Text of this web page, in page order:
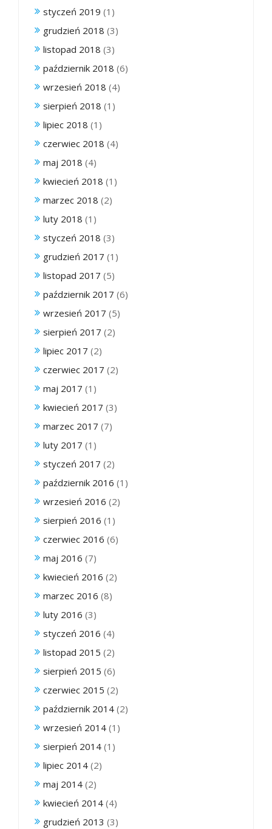
styczeń 2019 (1)
grudzień 2018 (3)
listopad 2018 (3)
październik 2018 (6)
wrzesień 2018 (4)
sierpień 2018 (1)
lipiec 2018 (1)
czerwiec 2018 (4)
maj 2018 (4)
kwiecień 2018 (1)
marzec 2018 (2)
luty 2018 (1)
styczeń 2018 (3)
grudzień 2017 (1)
listopad 2017 (5)
październik 2017 (6)
wrzesień 2017 (5)
sierpień 2017 (2)
lipiec 2017 (2)
czerwiec 2017 (2)
maj 2017 (1)
kwiecień 2017 (3)
marzec 2017 (7)
luty 2017 (1)
styczeń 2017 (2)
październik 2016 (1)
wrzesień 2016 (2)
sierpień 2016 (1)
czerwiec 2016 (6)
maj 2016 (7)
kwiecień 2016 (2)
marzec 2016 (8)
luty 2016 (3)
styczeń 2016 (4)
listopad 2015 (2)
sierpień 2015 (6)
czerwiec 2015 (2)
październik 2014 (2)
wrzesień 2014 (1)
sierpień 2014 (1)
lipiec 2014 (2)
maj 2014 (2)
kwiecień 2014 (4)
grudzień 2013 (3)